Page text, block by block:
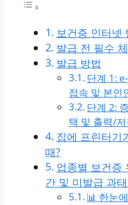
보건증 인터넷
발급 전 필수
발급 방법
단계 1:
접속 및 본인
단계 2:
택 및 출력/
집에 프린터기
때?
업종별 보건증
간 및 미발급 과
📊 한눈